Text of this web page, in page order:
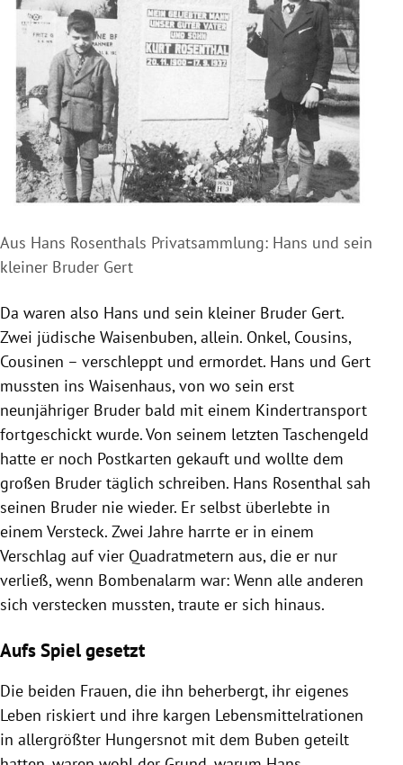
Aus Hans Rosenthals Privatsammlung: Hans und sein
kleiner Bruder Gert
Da waren also Hans und sein kleiner Bruder Gert.
Zwei jüdische Waisenbuben, allein. Onkel, Cousins,
Cousinen – verschleppt und ermordet. Hans und Gert
mussten ins Waisenhaus, von wo sein erst
neunjähriger Bruder bald mit einem Kindertransport
fortgeschickt wurde. Von seinem letzten Taschengeld
hatte er noch Postkarten gekauft und wollte dem
großen Bruder täglich schreiben. Hans Rosenthal sah
seinen Bruder nie wieder. Er selbst überlebte in
einem Versteck. Zwei Jahre harrte er in einem
Verschlag auf vier Quadratmetern aus, die er nur
verließ, wenn Bombenalarm war: Wenn alle anderen
sich verstecken mussten, traute er sich hinaus.
Aufs Spiel gesetzt
Die beiden Frauen, die ihn beherbergt, ihr eigenes
Leben riskiert und ihre kargen Lebensmittelrationen
in allergrößter Hungersnot mit dem Buben geteilt